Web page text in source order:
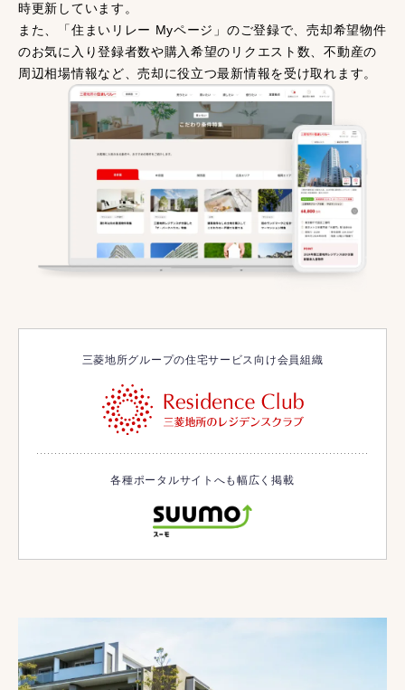
時更新しています。
また、「住まいリレー Myページ」のご登録で、売却希望物件
のお気に入り登録者数や購入希望のリクエスト数、不動産の
周辺相場情報など、売却に役立つ最新情報を受け取れます。
三菱地所グループの住宅サービス向け会員組織
各種ポータルサイトへも幅広く掲載